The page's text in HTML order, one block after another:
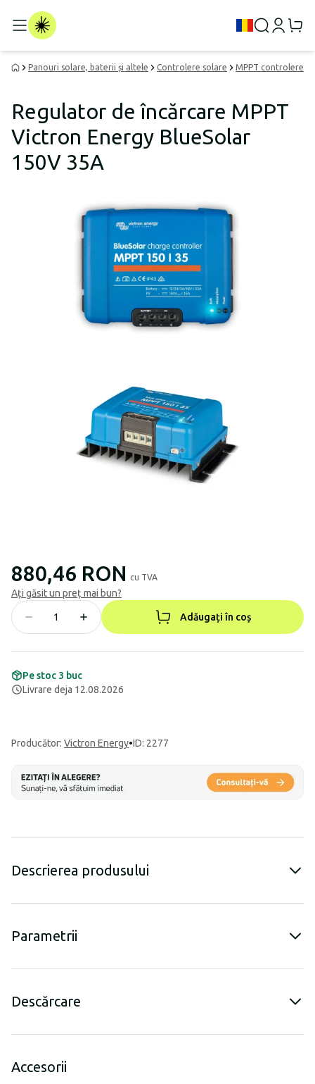
Panouri solare, baterii și altele Controlere solare MPPT controlere
Regulator de încărcare MPPT
Victron Energy BlueSolar
150V 35A
880,46 RON cu TVA
Ați găsit un preț mai bun?
Adăugați în coș
Pe stoc 3 buc
Livrare deja 12.08.2026
Producător: Victron Energy•ID: 2277
Descrierea produsului
Parametrii
Descărcare
Accesorii